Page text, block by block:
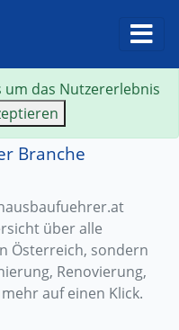
Branche
über alle
Österreich, sondern
Renovierung,
auf einen Klick.
um das Nutzererlebnis